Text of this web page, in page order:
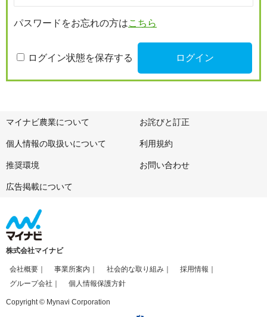
パスワードをお忘れの方はこちら
ログイン状態を保存する
マイナビ農業について お詫びと訂正
個人情報の取扱いについて 利用規約
推奨環境 お問い合わせ
広告掲載について
株式会社マイナビ
会社概要 事業所案内 社会的な取り組み
採用情報
グループ会社
個人情報保護方針
Copyright © Mynavi Corporation